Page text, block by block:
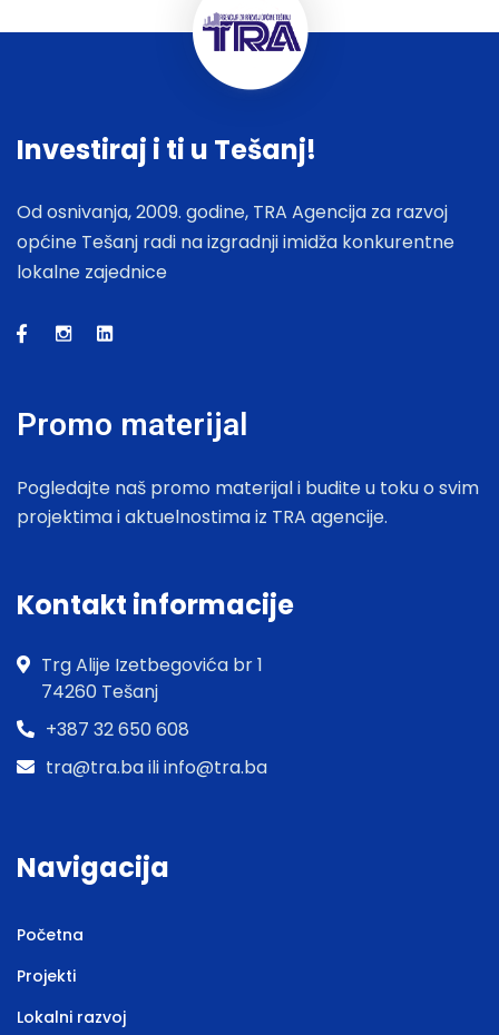
Investiraj i ti u Tešanj!
Od osnivanja, 2009. godine, TRA Agencija za razvoj
općine Tešanj radi na izgradnji imidža konkurentne
lokalne zajednice
Promo materijal
Pogledajte naš promo materijal i budite u toku o svim
projektima i aktuelnostima iz TRA agencije.
Kontakt informacije
Trg Alije Izetbegovića br 1
74260 Tešanj
+387 32 650 608
tra@tra.ba ili info@tra.ba
Navigacija
Početna
Projekti
Lokalni razvoj